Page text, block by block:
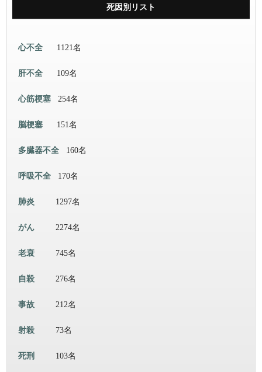
死因別リスト
心不全 1121名
肝不全 109名
心筋梗塞 254名
脳梗塞 151名
多臓器不全 160名
呼吸不全 170名
肺炎 1297名
がん 2274名
老衰 745名
自殺 276名
事故 212名
射殺 73名
死刑 103名